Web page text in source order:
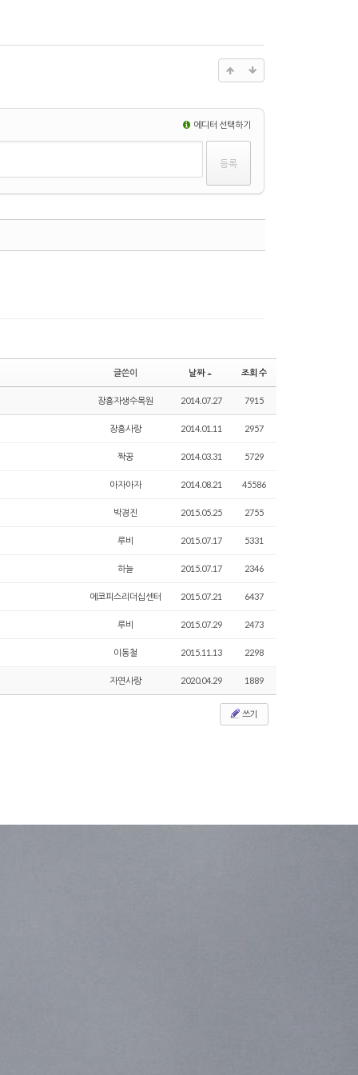
에디터 선택하기
글쓴이 날짜 조회 수
장흥자생수목원 2014.07.27 7915
장흥사랑 2014.01.11 2957
짝꿍 2014.03.31 5729
아자아자 2014.08.21 45586
박경진 2015.05.25 2755
루비 2015.07.17 5331
하늘 2015.07.17 2346
에코피스리더십센터 2015.07.21 6437
루비 2015.07.29 2473
이동철 2015.11.13 2298
자연사랑 2020.04.29 1889
쓰기